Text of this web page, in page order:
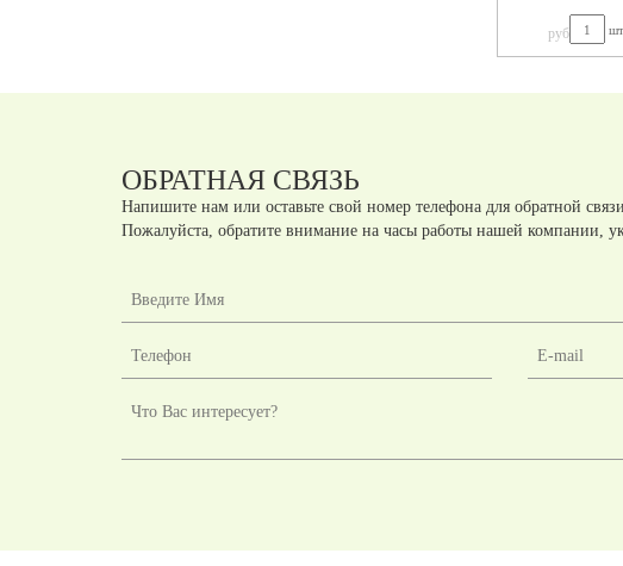
руб шт.
ОБРАТНАЯ СВЯЗЬ
Напишите нам или оставьте свой номер телефона для обратной
Пожалуйста, обратите внимание на часы работы нашей компании,